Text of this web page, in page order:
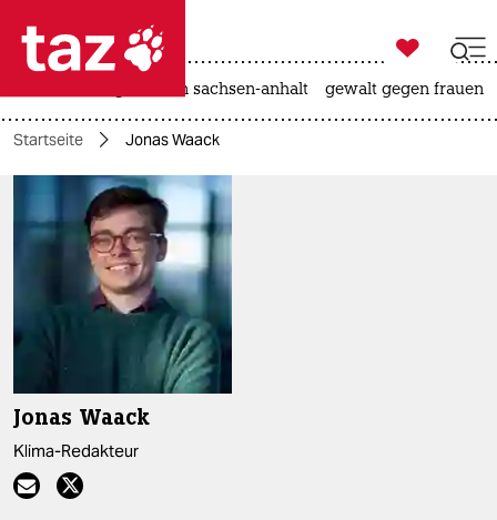
 taz zahl ich
taz zahl ich
themen
gesellschaft
kultur
sport
berlin

taz zahl ich
landtagswahl in sachsen-anhalt gewalt gegen frauen
Startseite Jonas Waack
Jonas Waack
Klima-Redakteur